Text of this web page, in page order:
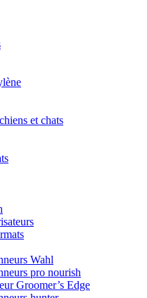
et chats
Wahl
pro nourish
Groomer’s Edge